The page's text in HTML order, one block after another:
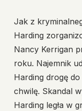
Jak z
Harding
Nancy Kerrigan
roku. Najemnik
Harding drogę
chwilę. Skandal
Harding legła w